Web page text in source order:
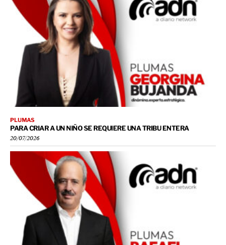
PLUMAS
PARA CRIAR A UN NIÑO SE REQUIERE UNA TRIBU ENTERA
20/07/2026